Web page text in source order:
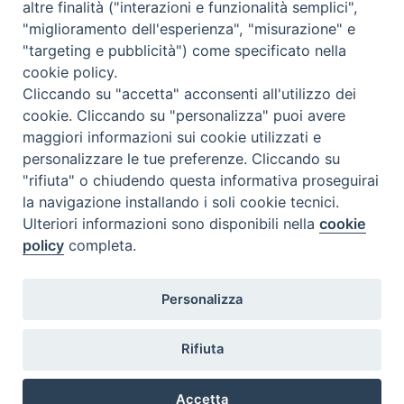
Istituto Superiore di Scienze Religiose
"Mons. Vincenzo Zoccali"
Via Pio XI, 236 - 89133 Reggio Calabria
Zoccali” – Reggio Calabria
altre finalità ("interazioni e funzionalità semplici",
"miglioramento dell'esperienza", "misurazione" e
"targeting e pubblicità") come specificato nella
cookie policy.
Cliccando su "accetta" acconsenti all'utilizzo dei
cookie. Cliccando su "personalizza" puoi avere
maggiori informazioni sui cookie utilizzati e
personalizzare le tue preferenze. Cliccando su
"rifiuta" o chiudendo questa informativa proseguirai
la navigazione installando i soli cookie tecnici.
Ulteriori informazioni sono disponibili nellacookie
policy completa.
Personalizza
Rifiuta
Accetta